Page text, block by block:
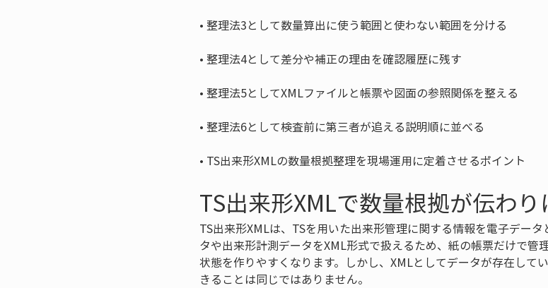
•
•
•
•
• TS出来形XMLの数量根拠整理を現場運用に定着させるポイント
TS出来形XMLで数量根拠が伝わ
TS出来形XMLは、TSを用いた出来形管理に関する情報を電子デー
タや出来形計測データをXML形式で扱えるため、紙の帳票だけで管
状態を作りやすくなります。しかし、XMLとしてデータが存在して
きることは同じではありません。